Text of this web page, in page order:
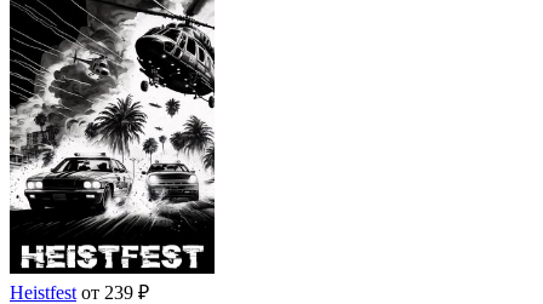
Heistfest от 239 ₽